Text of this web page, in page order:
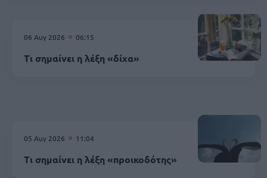
06 Αυγ 2026 06:15
Τι σημαίνει η λέξη «δίχα»
05 Αυγ 2026 11:04
Τι σημαίνει η λέξη «προικοδότης»